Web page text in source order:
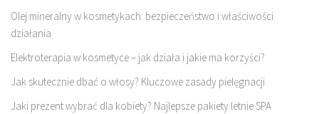
Olej mineralny w kosmetykach: bezpieczeństwo i właściwości
działania
Elektroterapia w kosmetyce – jak działa i jakie ma korzyści?
Jak skutecznie dbać o włosy? Kluczowe zasady pielęgnacji
Jaki prezent wybrać dla kobiety? Najlepsze pakiety letnie SPA